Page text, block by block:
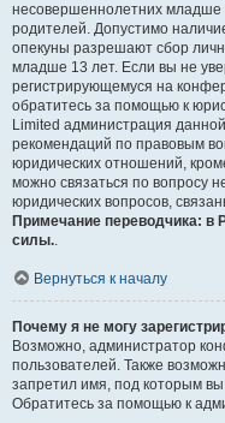
несовершеннолетних младше
родителей. Допустимо
опекуны разрешают сбор
младше 13 лет. Если вы не
регистрирующемуся на
обратитесь за помощью к
Limited администрация
рекомендаций по правовым
юридических отношений,
можно связаться по вопросу
юридических вопросов,
Примечание переводчика: в
силы..
Вернуться к началу
Почему я не могу
Возможно, администратор
пользователей. Также
запретил имя, под которым
Обратитесь за помощью к